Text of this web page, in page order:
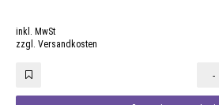
inkl. MwSt
zzgl. Versandkosten
-